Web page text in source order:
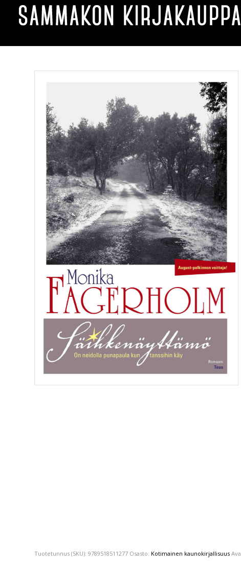
Tuotetunnus (SKU): 9789518511277 Osasto: Kotimainen kaunokirjallisuus